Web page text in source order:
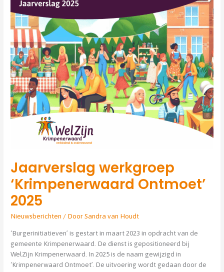
Jaarverslag werkgroep
‘Krimpenerwaard Ontmoet’
2025
Nieuwsberichten / DoorSandra van Houdt
‘Burgerinitiatieven’ is gestart in maart 2023 in opdracht van de
gemeente Krimpenerwaard. De dienst is gepositioneerd bij
WelZijn Krimpenerwaard. In 2025 is de naam gewijzigd in
‘Krimpenerwaard Ontmoet’. De uitvoering wordt gedaan door de
‘Krimpenerwaard
Ontmoet’
2025